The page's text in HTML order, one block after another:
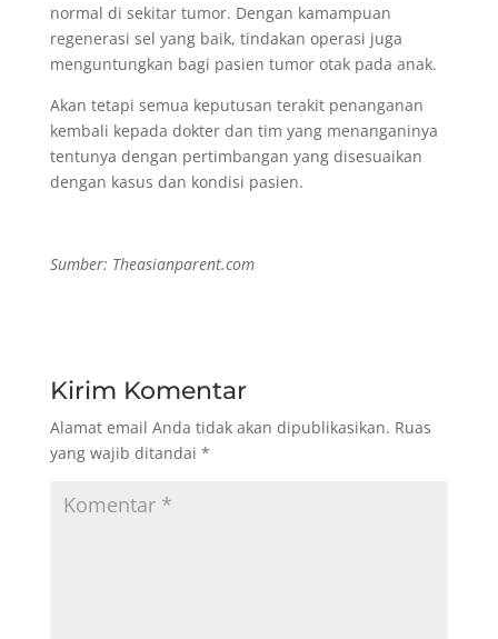
normal di sekitar tumor. Dengan kamampuan
regenerasi sel yang baik, tindakan operasi juga
menguntungkan bagi pasien tumor otak pada anak.
Akan tetapi semua keputusan terakit penanganan
kembali kepada dokter dan tim yang menanganinya
tentunya dengan pertimbangan yang disesuaikan
dengan kasus dan kondisi pasien.
Sumber: Theasianparent.com
Kirim Komentar
Alamat email Anda tidak akan dipublikasikan. Ruas
yang wajib ditandai *